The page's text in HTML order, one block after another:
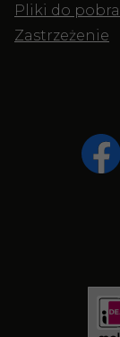
Pliki do
Zastrzeżenie